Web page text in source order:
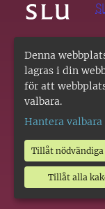
Denna
lagras i din
för att
valbara.
Hantera valbara
Tillåt nödvändiga
Tillåt alla